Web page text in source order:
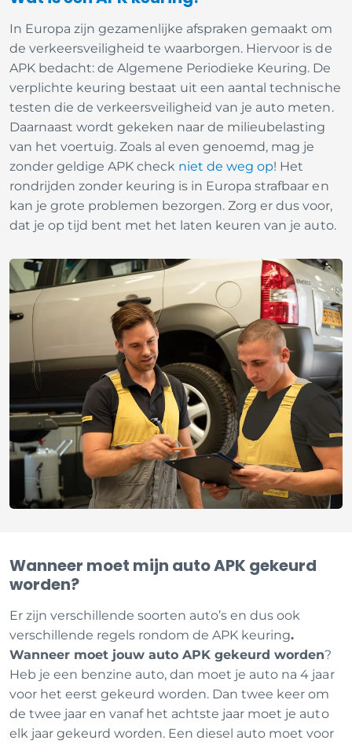
In Europa zijn gezamenlijke afspraken gemaakt om
de verkeersveiligheid te waarborgen. Hiervoor is de
APK bedacht: de Algemene Periodieke Keuring. De
verplichte keuring bestaat uit een aantal technische
testen die de verkeersveiligheid van je auto meten.
Daarnaast wordt gekeken naar de milieubelasting
van het voertuig. Zoals al even genoemd, mag je
zonder geldige APK check niet de weg op! Het
rondrijden zonder keuring is in Europa strafbaar en
kan je grote problemen bezorgen. Zorg er dus voor,
dat je op tijd bent met het laten keuren van je auto.
Wanneer moet mijn auto APK gekeurd
worden?
Er zijn verschillende soorten auto’s en dus ook
verschillende regels rondom de APK keuring.
Wanneer moet jouw auto APK gekeurd worden?
Heb je een benzine auto, dan moet je auto na 4 jaar
voor het eerst gekeurd worden. Dan twee keer om
de twee jaar en vanaf het achtste jaar moet je auto
elk jaar gekeurd worden. Een diesel auto moet voor